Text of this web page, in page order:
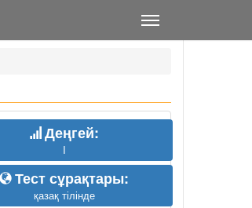
Деңгей:
I
Тест сұрақтары:
қазақ тілінде